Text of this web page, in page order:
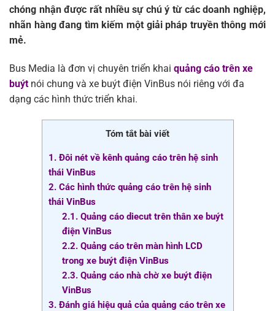
chóng nhận được rất nhiều sự chú ý từ các doanh nghiệp,
nhãn hàng đang tìm kiếm một giải pháp truyền thông mới
mẻ.
Bus Media là đơn vị chuyên triển khai quảng cáo trên xe
buýt nói chung và xe buýt điện VinBus nói riêng với đa
dạng các hình thức triển khai.
Tóm tắt bài viết
1. Đôi nét về kênh quảng cáo trên hệ sinh
thái VinBus
2. Các hình thức quảng cáo trên hệ sinh
thái VinBus
2.1. Quảng cáo diecut trên thân xe buýt
điện VinBus
2.2. Quảng cáo trên màn hình LCD
trong xe buýt điện VinBus
2.3. Quảng cáo nhà chờ xe buýt điện
VinBus
3. Đánh giá hiệu quả của quảng cáo trên xe